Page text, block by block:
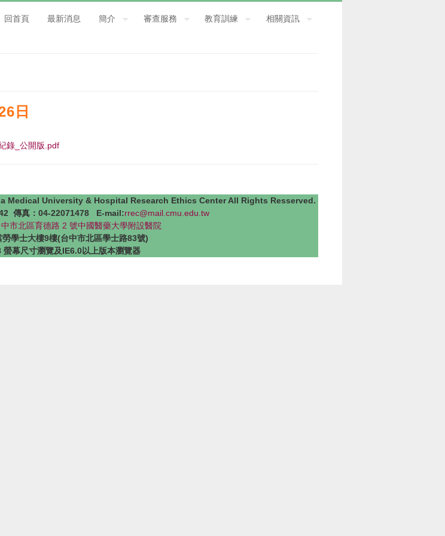
回首頁 最新消息 簡介 審查服務 教育訓練 相關資訊
日
錄_公開版.pdf
Medical University & Hospital Research Ethics Center All Rights Resserved.
傳真：04-22071478 E-mail:rrec@mail.cmu.edu.tw
市北區育德路 2 號中國醫藥大學附設醫院
學士大樓9樓(台中市北區學士路83號)
螢幕尺寸瀏覽及IE6.0以上版本瀏覽器